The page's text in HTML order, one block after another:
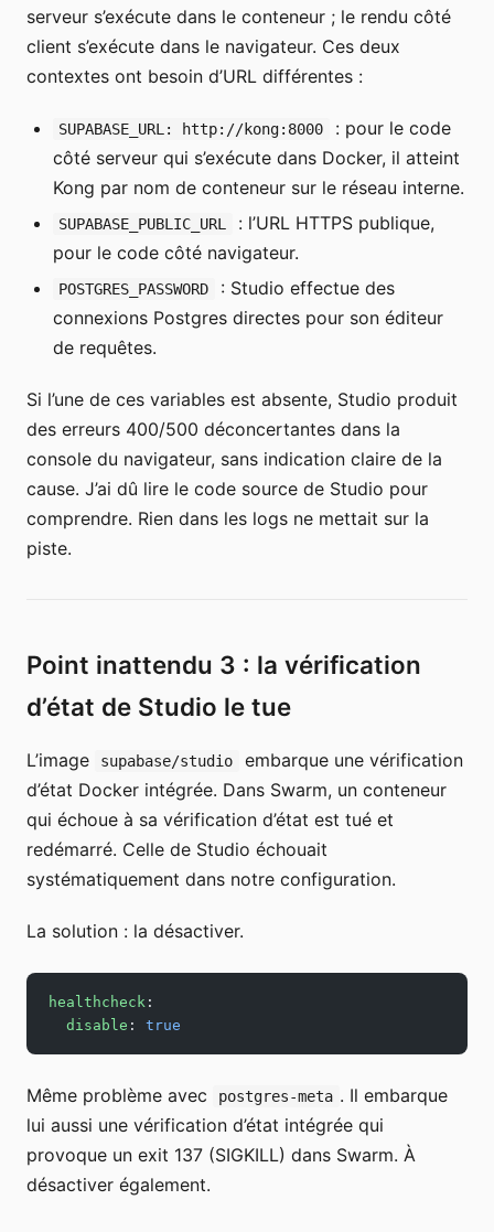
serveur s’exécute dans le conteneur ; le rendu côté
client s’exécute dans le navigateur. Ces deux
contextes ont besoin d’URL différentes :
SUPABASE_URL: http://kong:8000
: pour le code
côté serveur qui s’exécute dans Docker, il atteint
Kong par nom de conteneur sur le réseau interne.
SUPABASE_PUBLIC_URL
: l’URL HTTPS publique,
pour le code côté navigateur.
POSTGRES_PASSWORD
: Studio effectue des
connexions Postgres directes pour son éditeur
de requêtes.
Si l’une de ces variables est absente, Studio produit
des erreurs 400/500 déconcertantes dans la
console du navigateur, sans indication claire de la
cause. J’ai dû lire le code source de Studio pour
comprendre. Rien dans les logs ne mettait sur la
piste.
Point inattendu 3 : la vérification
d’état de Studio le tue
L’image supabase/studio
embarque une vérification
d’état Docker intégrée. Dans Swarm, un conteneur
qui échoue à sa vérification d’état est tué et
redémarré. Celle de Studio échouait
systématiquement dans notre configuration.
La solution : la désactiver.
healthcheck :
  disable
: true
Même problème avec postgres-meta . Il embarque
lui aussi une vérification d’état intégrée qui
provoque un exit 137 (SIGKILL) dans Swarm. À
désactiver également.